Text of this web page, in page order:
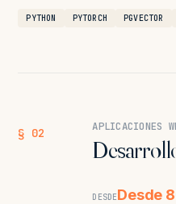
PYTHON PYTORCH PGVECTOR
§ 02 APLICACIONES
DESDEDesde